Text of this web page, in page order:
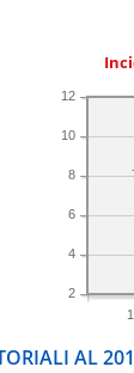
2
4
6
8
10
12
AL